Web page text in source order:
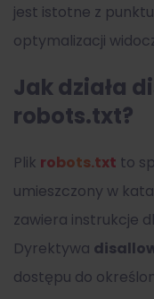
jest istotne z
optymalizacji
Jak działa
robots.txt?
Plik robots.txt to
umieszczony w
zawiera instrukcje
Dyrektywa
dostępu do